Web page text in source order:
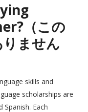
（この
ません
skills and
scholarships are
Spanish. Each